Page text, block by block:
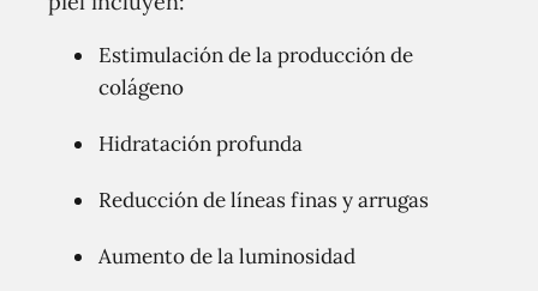
Estimulación de la producción de
colágeno
Hidratación profunda
Reducción de líneas finas y arrugas
Aumento de la luminosidad